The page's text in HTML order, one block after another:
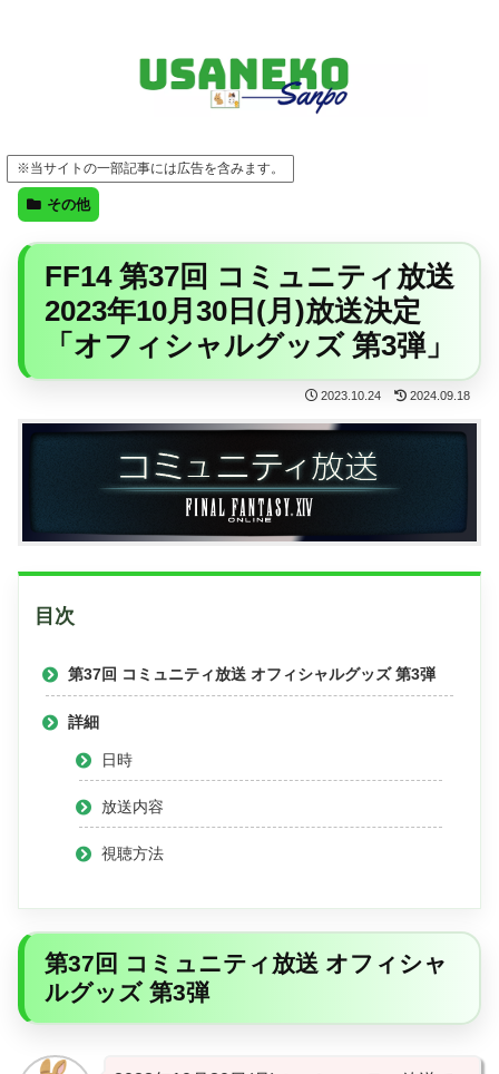
※当サイトの一部記事には広告を含みます。
その他
FF14 第37回 コミュニティ放送
2023年10月30日(月)放送決定
「オフィシャルグッズ 第3弾」
2023.10.24 2024.09.18
目次
第37回 コミュニティ放送 オフィシャルグッズ 第3弾
詳細
日時
放送内容
視聴方法
第37回 コミュニティ放送 オフィシャ
ルグッズ 第3弾